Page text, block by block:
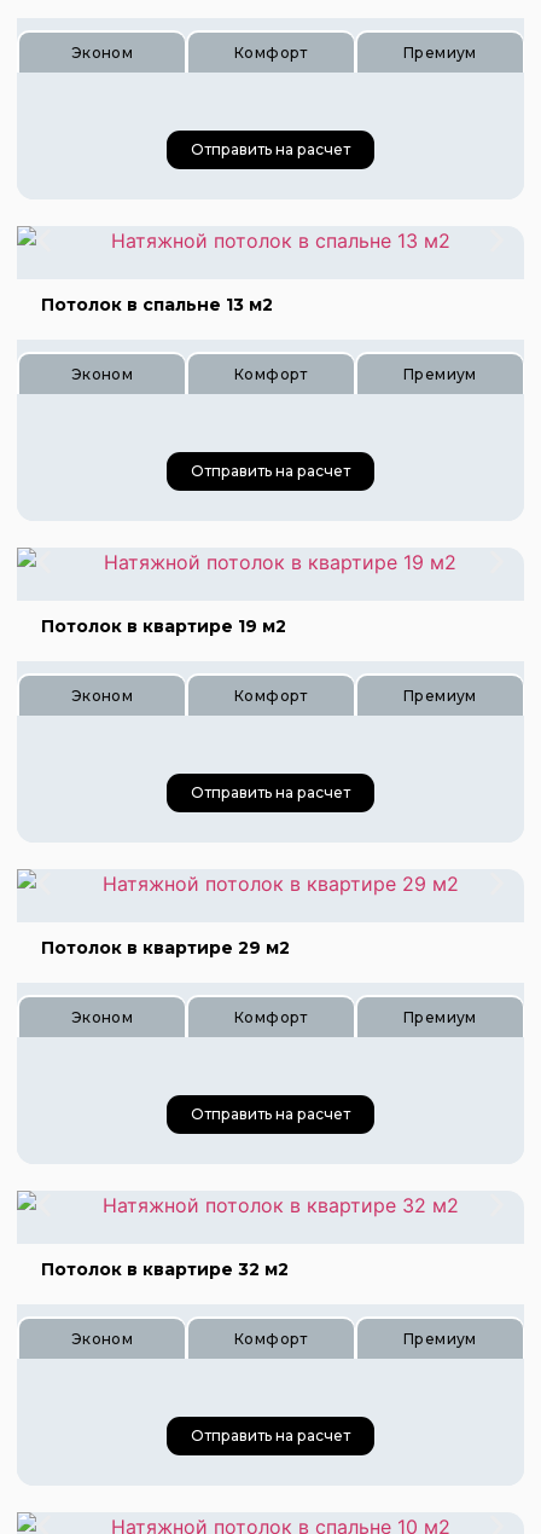
Эконом Комфорт Премиум
Цена 420 руб. Отправить на расчет
Потолок в спальне 13 м2
Эконом Комфорт Премиум
Отправить на расчет
Потолок в квартире 19 м2
Эконом Комфорт Премиум
Цена 760 руб.
Цена 1520 руб.
Отправить на расчет
Потолок в квартире 29 м2
Эконом Комфорт Премиум
Цена 1300 руб.
Отправить на расчет
Потолок в квартире 32 м2
Эконом Комфорт Премиум
Отправить на расчет